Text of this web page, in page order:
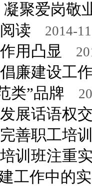
聚爱岗敬
读
2014-
用凸显
廉建设工
类”品牌
展话语权
善职工培
训班注重
工作中的